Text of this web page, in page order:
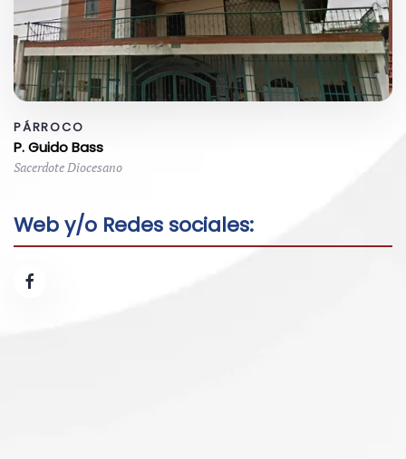
PÁRROCO
P. Guido Bass
Sacerdote Diocesano
Web y/o Redes sociales: